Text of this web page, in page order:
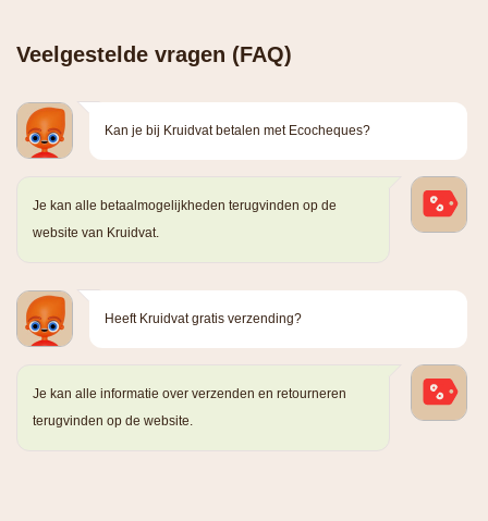
Veelgestelde vragen (FAQ)
Kan je bij Kruidvat betalen met Ecocheques?
Je kan alle betaalmogelijkheden terugvinden op de
website van Kruidvat.
Heeft Kruidvat gratis verzending?
Je kan alle informatie over verzenden en retourneren
terugvinden op de website.